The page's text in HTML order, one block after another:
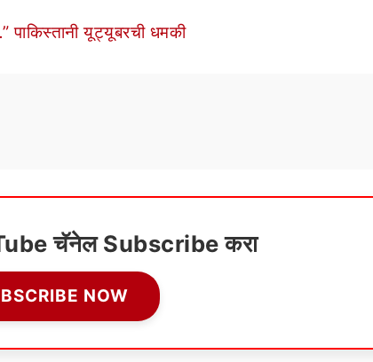
यूट्यूबरची धमकी
चॅनेल Subscribe करा
NOW